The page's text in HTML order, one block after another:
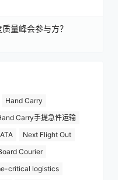
量峰会参与方？
Hand Carry
Carry手提急件运输
Next Flight Out
Courier
critical logistics